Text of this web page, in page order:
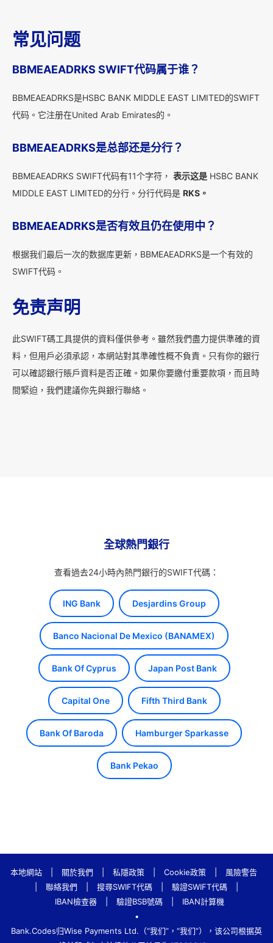
常见问题
BBMEAEADRKS SWIFT代码属于谁？
BBMEAEADRKS是HSBC BANK MIDDLE EAST LIMITED的SWIFT
代码。它注册在United Arab Emirates的。
BBMEAEADRKS是总部还是分行？
BBMEAEADRKS SWIFT代码有11个字符， 表示这是 HSBC BANK
MIDDLE EAST LIMITED的分行。分行代码是 RKS。
BBMEAEADRKS是否有效且仍在使用中？
根据我们最后一次的数据库更新，BBMEAEADRKS是一个有效的
SWIFT代码。
免责声明
此SWIFT碼工具提供的資料僅供參考。雖然我們盡力提供準確的資
料，但用戶必須承認，本網站對其準確性概不負責。只有你的銀行
可以確認銀行賬戶資料是否正確。如果你要繳付重要款項，而且時
間緊迫，我們建議你先與銀行聯絡。
全球熱門銀行
查看過去24小時內熱門銀行的SWIFT代碼：
ING Bank Desjardins Group
Banco Nacional De Mexico (BANAMEX)
Bank Of Cyprus Japan Post Bank
Capital One Fifth Third Bank
Bank Of Baroda Hamburger Sparkasse
Bank Pekao
本地網站 關於我們 私隱政策 Cookie政策
風險警告
聯絡我們 搜尋SWIFT代碼 驗證SWIFT代碼
IBAN檢查器
驗證BSB號碼
IBAN計算機
•
Bank.Codes归Wise Payments Ltd.（“我们”，“我们”），该公司根据英